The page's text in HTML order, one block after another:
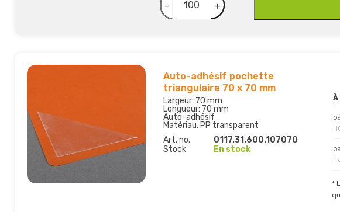
- +
Auto-adhésif pochette
triangulaire 70 x 70 mm
Largeur: 70 mm
Longueur: 70 mm
Auto-adhésif
Matériau: PP transparent
Art. no.
0117.31.600.107070
Stock
En stock
*